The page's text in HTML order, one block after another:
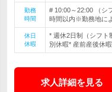
勤務
時間
# 10:00～22:00 （シ
時間以内※勤務地に
休日
休暇
* 週休2日制（シフト
別休暇* 産前産後休
求人詳細を見る